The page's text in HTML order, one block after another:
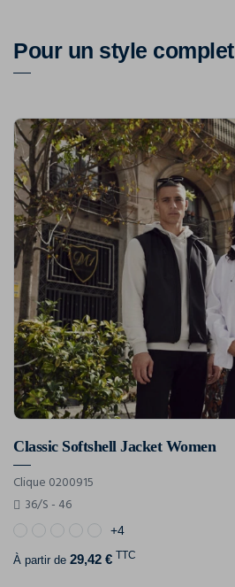
Pour un style complet
Classic Softshell Jacket Women
Clique 0200915
36/S - 46
+4
À partir de 29,42 € TTC